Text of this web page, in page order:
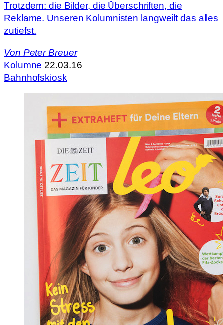
Trotzdem: die Bilder, die Überschriften, die
Reklame. Unseren Kolumnisten langweilt das alles
zutiefst.
Von Peter Breuer
Kolumne 22.03.16
Bahnhofskiosk